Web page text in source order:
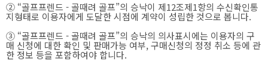
② “골프프렌드 - 골때려 골프”의 승낙이 제12조제1항의 수신확인통
지형태로 이용자에게 도달한 시점에 계약이 성립한 것으로 봅니다.
③ “골프프렌드 - 골때려 골프”의 승낙의 의사표시에는 이용자의 구
매 신청에 대한 확인 및 판매가능 여부, 구매신청의 정정 취소 등에 관
한 정보 등을 포함하여야 합니다.